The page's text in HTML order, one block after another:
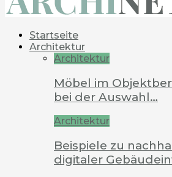
Startseite
Architektur
Architektur
Möbel im
bei der Auswahl…
Architektur
Beispiele zu
digitaler